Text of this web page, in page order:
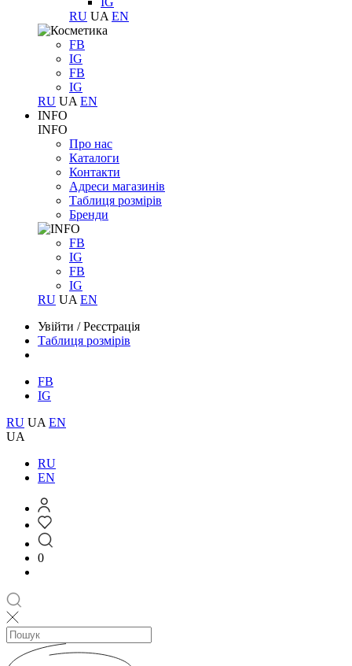
RU UA EN
FB
IG
FB
IG
RU UA EN
INFO
INFO
Про нас
Каталоги
Контакти
Адреси магазинів
Таблиця розмірів
Бренди
FB
IG
FB
IG
RU UA EN
Увійти /Реєстрація
Таблиця розмірів
FB
IG
RU UA EN
UA
RU
EN
0